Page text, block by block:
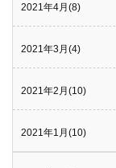
2021年4月(8)
2021年3月(4)
2021年2月(10)
2021年1月(10)